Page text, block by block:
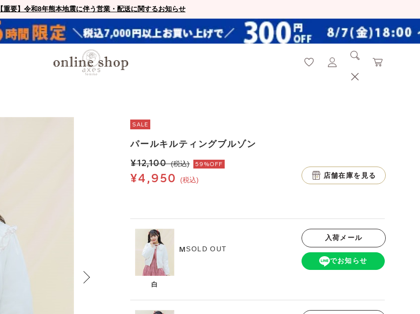
【重要】令和8年熊本地震に伴う営業・配送に関するお知らせ
SALE
パールキルティングブルゾン
¥12,100 (税込) 59%OFF
¥4,950 (税込)
店舗在庫を見る
白
MSOLD OUT
入荷メール
でお知らせ